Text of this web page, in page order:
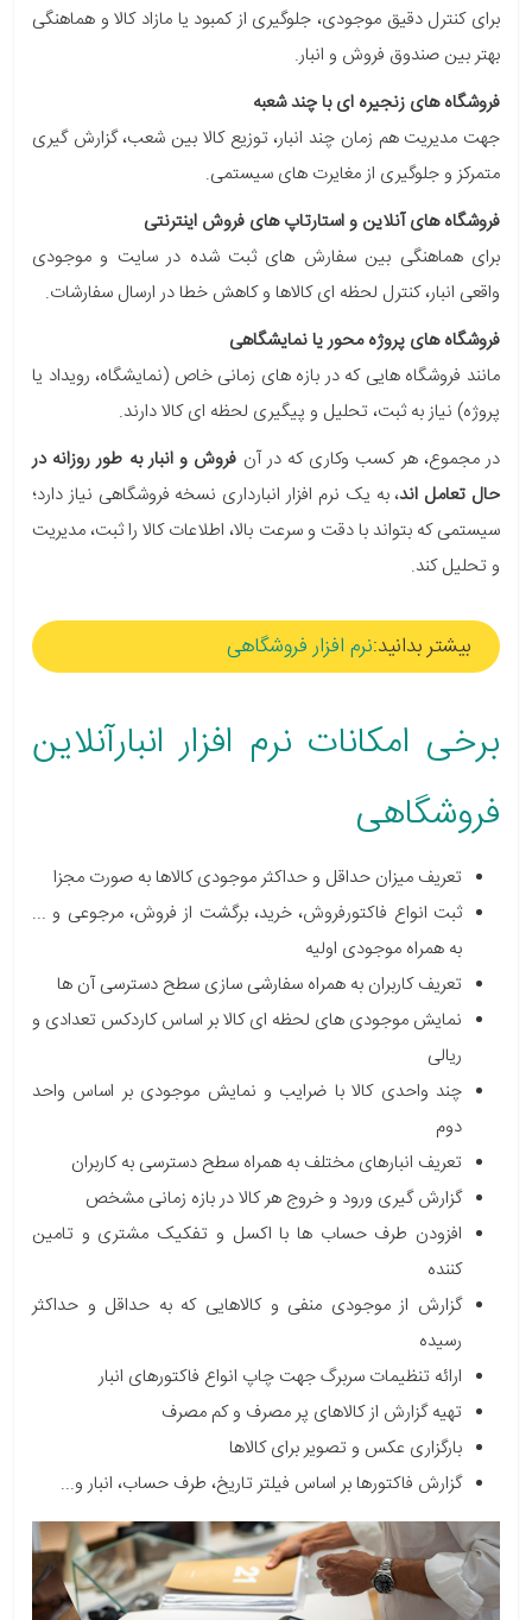
برای کنترل دقیق موجودی، جلوگیری از کمبود یا مازاد کالا و هماهنگی
بهتر بین صندوق فروش و انبار.
فروشگاه های زنجیره ای با چند شعبه
جهت مدیریت هم زمان چند انبار، توزیع کالا بین شعب، گزارش گیری
متمرکز و جلوگیری از مغایرت های سیستمی.
فروشگاه های آنلاین و استارتاپ های فروش اینترنتی
برای هماهنگی بین سفارش های ثبت شده در سایت و موجودی
واقعی انبار، کنترل لحظه ای کالاها و کاهش خطا در ارسال سفارشات.
فروشگاه های پروژه محور یا نمایشگاهی
مانند فروشگاه هایی که در بازه های زمانی خاص (نمایشگاه، رویداد یا
پروژه) نیاز به ثبت، تحلیل و پیگیری لحظه ای کالا دارند.
در مجموع، هر کسب وکاری که در آن فروش و انبار به طور روزانه در
حال تعامل اند، به یک نرم افزار انبارداری نسخه فروشگاهی نیاز دارد؛
سیستمی که بتواند با دقت و سرعت بالا، اطلاعات کالا را ثبت، مدیریت
و تحلیل کند.
بیشتر بدانید:نرم افزار فروشگاهی
برخی امکانات نرم افزار انبارآنلاین
فروشگاهی
تعریف میزان حداقل و حداکثر موجودی کالاها به صورت مجزا
ثبت انواع فاکتورفروش، خرید، برگشت از فروش، مرجوعی و ...
به همراه موجودی اولیه
تعریف کاربران به همراه سفارشی سازی سطح دسترسی آن ها
نمایش موجودی های لحظه ای کالا بر اساس کاردکس تعدادی و
ریالی
چند واحدی کالا با ضرایب و نمایش موجودی بر اساس واحد
دوم
تعریف انبارهای مختلف به همراه سطح دسترسی به کاربران
گزارش گیری ورود و خروج هر کالا در بازه زمانی مشخص
افزودن طرف حساب ها با اکسل و تفکیک مشتری و تامین
کننده
گزارش از موجودی منفی و کالاهایی که به حداقل و حداکثر
رسیده
ارائه تنظیمات سربرگ جهت چاپ انواع فاکتورهای انبار
تهیه گزارش از کالاهای پر مصرف و کم مصرف
بارگزاری عکس و تصویر برای کالاها
گزارش فاکتورها بر اساس فیلتر تاریخ، طرف حساب، انبار و...